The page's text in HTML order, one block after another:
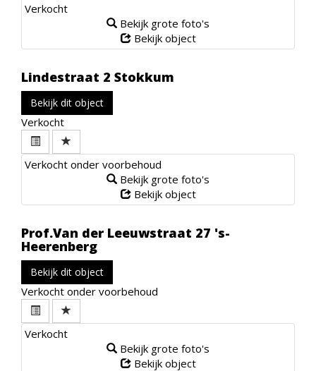
Verkocht
Bekijk grote foto's
Bekijk object
Lindestraat 2 Stokkum
Bekijk dit object
Verkocht
Verkocht onder voorbehoud
Bekijk grote foto's
Bekijk object
Prof.Van der Leeuwstraat 27 's-
Heerenberg
Bekijk dit object
Verkocht onder voorbehoud
Verkocht
Bekijk grote foto's
Bekijk object